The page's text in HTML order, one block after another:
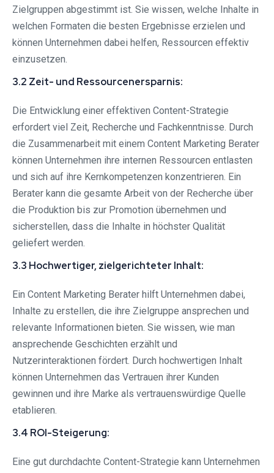
Zielgruppen abgestimmt ist. Sie wissen, welche Inhalte in
welchen Formaten die besten Ergebnisse erzielen und
können Unternehmen dabei helfen, Ressourcen effektiv
einzusetzen.
3.2 Zeit- und Ressourcenersparnis:
Die Entwicklung einer effektiven Content-Strategie
erfordert viel Zeit, Recherche und Fachkenntnisse. Durch
die Zusammenarbeit mit einem Content Marketing Berater
können Unternehmen ihre internen Ressourcen entlasten
und sich auf ihre Kernkompetenzen konzentrieren. Ein
Berater kann die gesamte Arbeit von der Recherche über
die Produktion bis zur Promotion übernehmen und
sicherstellen, dass die Inhalte in höchster Qualität
geliefert werden.
3.3 Hochwertiger, zielgerichteter Inhalt:
Ein Content Marketing Berater hilft Unternehmen dabei,
Inhalte zu erstellen, die ihre Zielgruppe ansprechen und
relevante Informationen bieten. Sie wissen, wie man
ansprechende Geschichten erzählt und
Nutzerinteraktionen fördert. Durch hochwertigen Inhalt
können Unternehmen das Vertrauen ihrer Kunden
gewinnen und ihre Marke als vertrauenswürdige Quelle
etablieren.
3.4 ROI-Steigerung:
Eine gut durchdachte Content-Strategie kann Unternehmen